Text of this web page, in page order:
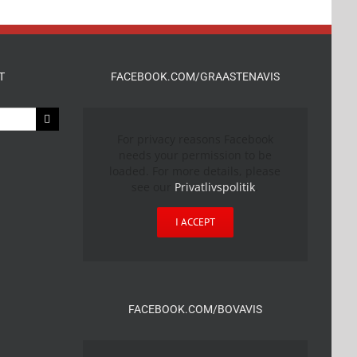
FACEBOOK.COM/GRAASTENAVIS
Privatlivspolitik
I ACCEPT
FACEBOOK.COM/BOVAVIS